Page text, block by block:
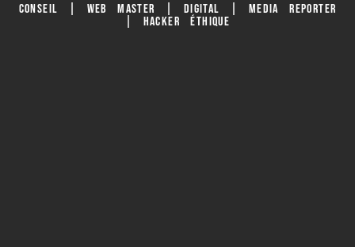
CONSEIL | WEB MASTER | DIGITAL | MEDIA REPORTER
| HACKER ÉTHIQUE